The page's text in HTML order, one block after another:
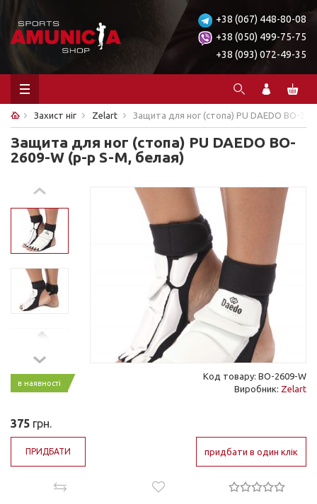
+38 (067) 448-80-08
+38 (050) 499-75-75
+38 (093) 072-49-35
Захист ніг Zelart Защита для ног (стопа) PU DAEDO BO-
Защита для ног (стопа) PU DAEDO BO-
2609-W (р-р S-M, белая)
в наявності
Код товару: BO-2609-W
Виробник: Zelart
375 грн.
ПРИДБАТИ придбати в один клік